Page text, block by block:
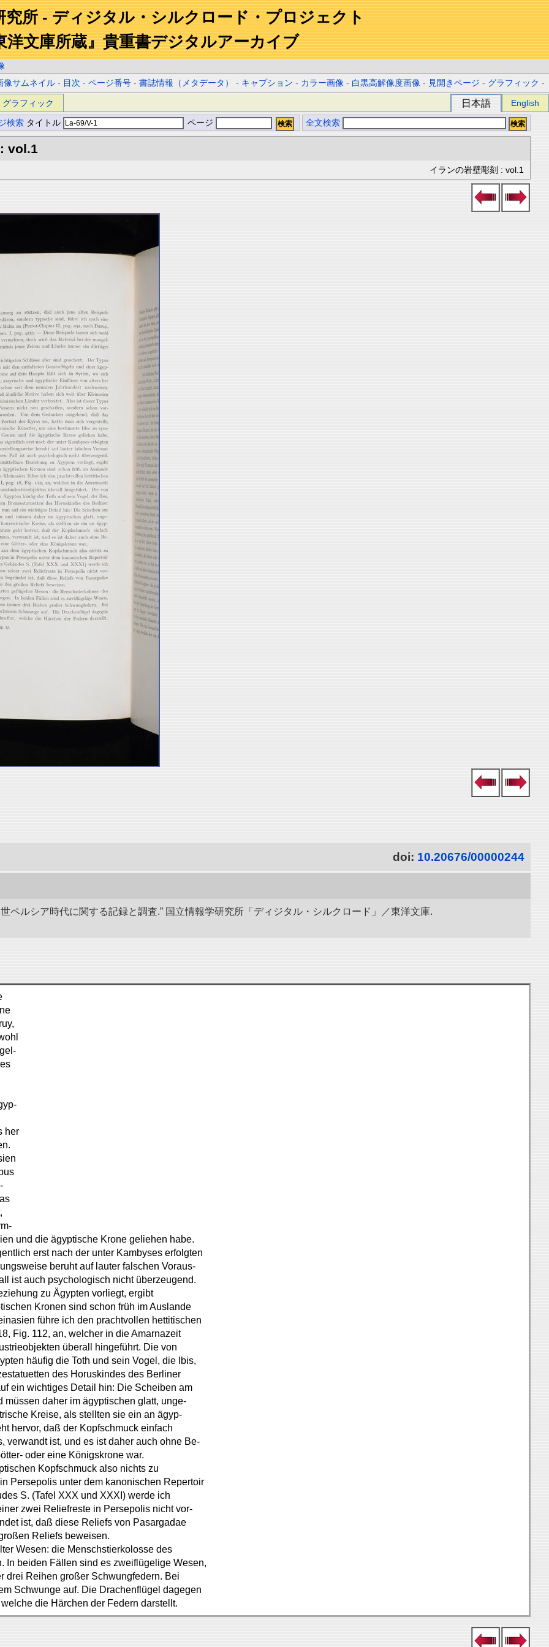
究所 - ディジタル・シルクロード・プロジェクト
洋文庫所蔵』貴重書デジタルアーカイブ
像サムネイル - 目次 -ページ番号 -書誌情報（メタデータ） - キャプション - カラー画像 - 白黒高解像度画像 - 見開きページ - グラフィック -
グラフィック 日本語 English
検索 タイトル ページ 全文検索
vol.1
イランの岩壁彫刻 : vol.1
doi: 10.20676/00000244
ペルシア時代に関する記録と調査.” 国立情報学研究所「ディジタル・シルクロード」／東洋文庫.
her
und die ägyptische Krone geliehen habe.
erst nach der unter Kambyses erfolgten
beruht auf lauter falschen Voraus-
ist auch psychologisch nicht überzeugend.
zu Ägypten vorliegt, ergibt
Kronen sind schon früh im Auslande
führe ich den prachtvollen hettitischen
Fig. 112, an, welcher in die Amarnazeit
überall hingeführt. Die von
häufig die Toth und sein Vogel, die Ibis,
des Horuskindes des Berliner
ein wichtiges Detail hin: Die Scheiben am
daher im ägyptischen glatt, unge-
Kreise, als stellten sie ein an ägyp-
hervor, daß der Kopfschmuck einfach
verwandt ist, und es ist daher auch ohne Be-
oder eine Königskrone war.
Kopfschmuck also nichts zu
Persepolis unter dem kanonischen Repertoir
S. (Tafel XXX und XXXI) werde ich
zwei Reliefreste in Persepolis nicht vor-
ist, daß diese Reliefs von Pasargadae
Reliefs beweisen.
Wesen: die Menschstierkolosse des
In beiden Fällen sind es zweiflügelige Wesen,
drei Reihen großer Schwungfedern. Bei
Schwunge auf. Die Drachenflügel dagegen
die Härchen der Federn darstellt.